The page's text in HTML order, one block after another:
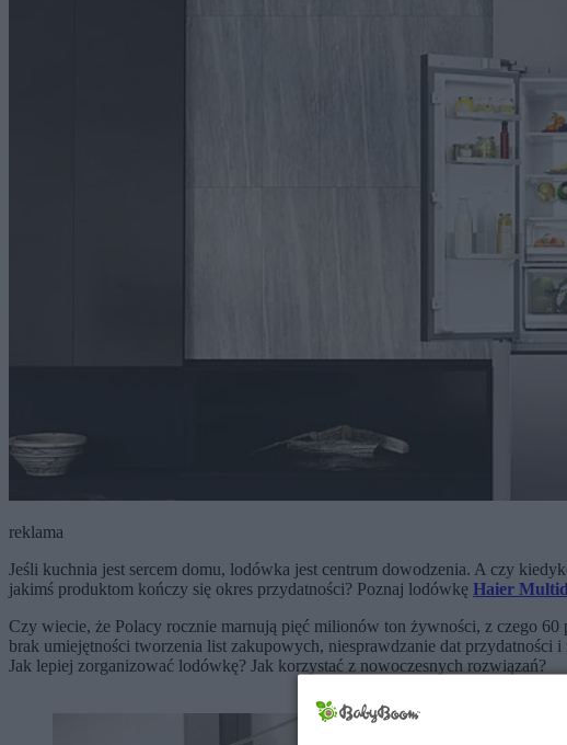
reklama
Jeśli kuchnia jest sercem domu, lodówka jest centrum dowodzenia. A czy
jakimś produktom kończy się okres przydatności? Poznaj lodówkę Haier
Czy wiecie, że Polacy rocznie marnują pięć milionów ton żywności, z czego
brak umiejętności tworzenia list zakupowych, niesprawdzanie dat
Jak lepiej zorganizować lodówkę? Jak korzystać z nowoczesnych rozwiązań?